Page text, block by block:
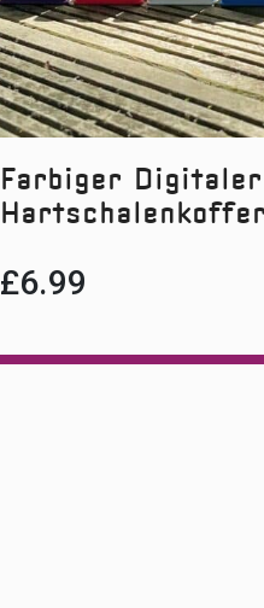
Farbiger
Hartschalenkoffer
£6.99